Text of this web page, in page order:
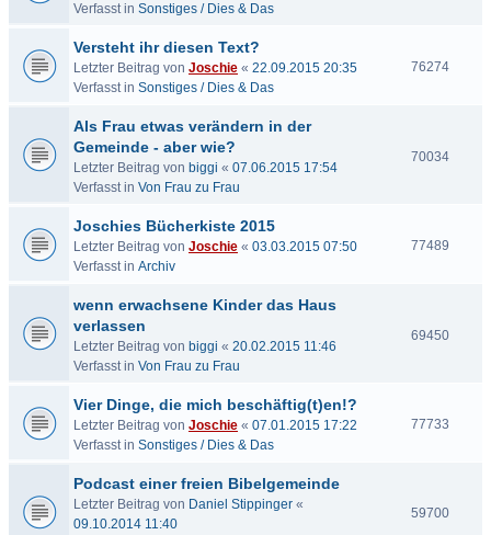
Verfasst in Sonstiges / Dies & Das
Versteht ihr diesen Text?
Letzter Beitrag von Joschie « 22.09.2015 20:35
Verfasst in Sonstiges / Dies & Das
76274
Als Frau etwas verändern in der
Gemeinde - aber wie?
Letzter Beitrag von biggi « 07.06.2015 17:54
Verfasst in Von Frau zu Frau
70034
Joschies Bücherkiste 2015
Letzter Beitrag von Joschie « 03.03.2015 07:50
Verfasst in Archiv
77489
wenn erwachsene Kinder das Haus
verlassen
Letzter Beitrag von biggi « 20.02.2015 11:46
Verfasst in Von Frau zu Frau
69450
Vier Dinge, die mich beschäftig(t)en!?
Letzter Beitrag von Joschie « 07.01.2015 17:22
Verfasst in Sonstiges / Dies & Das
77733
Podcast einer freien Bibelgemeinde
Letzter Beitrag von Daniel Stippinger «
09.10.2014 11:40
59700